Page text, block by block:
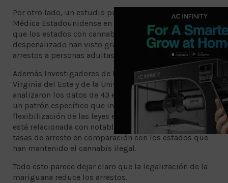
Por otro lado, un estudio publicado por la Asociación
Médica Estadounidense en noviembre del 2021 reveló
que los estados con cannabis legalizado o
despenalizado han visto grandes reducciones en los
arrestos a personas adultas racializadas.
Además Investigadores de la Facultad de Medicina de
Virginia del Este y de la Universidad de Saint Louis
analizaron los datos de 43 estados. Así, reconocieron
un patrón específico que indica que la eliminación o
flexibilización de las leyes en torno a la mariguana
está relacionada con notables disminuciones en las
tasas de arresto en comparación con los estados que
han mantenido el cannabis ilegal.
Todo esto parece dejar claro que la legalización de la
mariguana reduce los arrestos.